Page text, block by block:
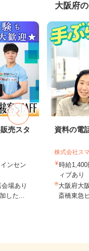
大阪府
売スタ
ンセン
場あり
した...
資料の電
株式会社ス
時給
ィブあり
大阪府大
斎橋東急